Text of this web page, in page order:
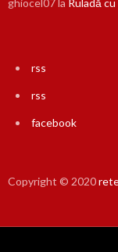
ghiocel07la Ruladă
rss
rss
facebook
Copyright © 2020